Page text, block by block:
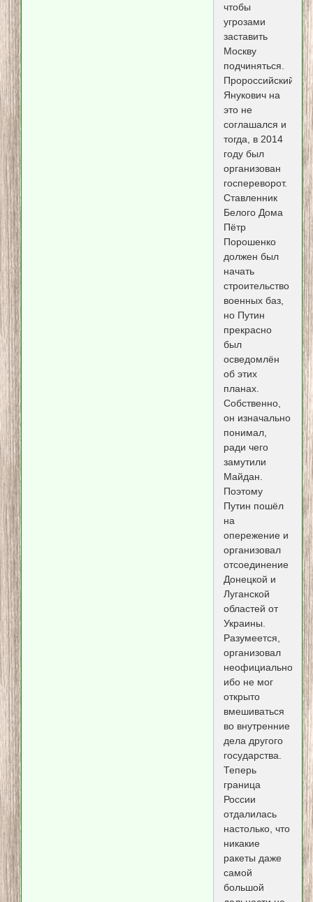
чтобы
угрозами
заставить
Москву
подчиняться.
Пророссийский
Янукович на
это не
соглашался и
тогда, в 2014
году был
организован
госпереворот.
Ставленник
Белого Дома
Пётр
Порошенко
должен был
начать
строительство
военных баз,
но Путин
прекрасно
был
осведомлён
об этих
планах.
Собственно,
он изначально
понимал,
ради чего
замутили
Майдан.
Поэтому
Путин пошёл
на
опережение и
организовал
отсоединение
Донецкой и
Луганской
областей от
Украины.
Разумеется,
организовал
неофициально,
ибо не мог
открыто
вмешиваться
во внутренние
дела другого
государства.
Теперь
граница
России
отдалилась
настолько, что
никакие
ракеты даже
самой
большой